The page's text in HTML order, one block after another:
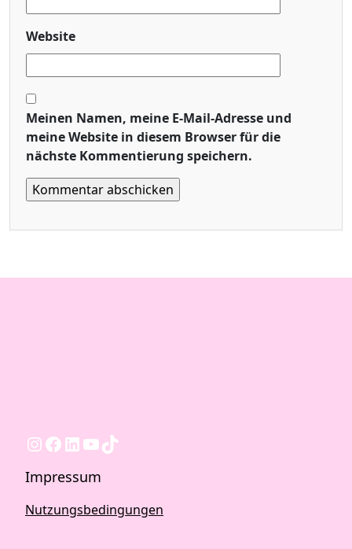
Website
Meinen Namen, meine E-Mail-Adresse und
meine Website in diesem Browser für die
nächste Kommentierung speichern.
Instagram
Facebook
LinkedIn
YouTube
TikTok
Impressum
Nutzungsbedingungen